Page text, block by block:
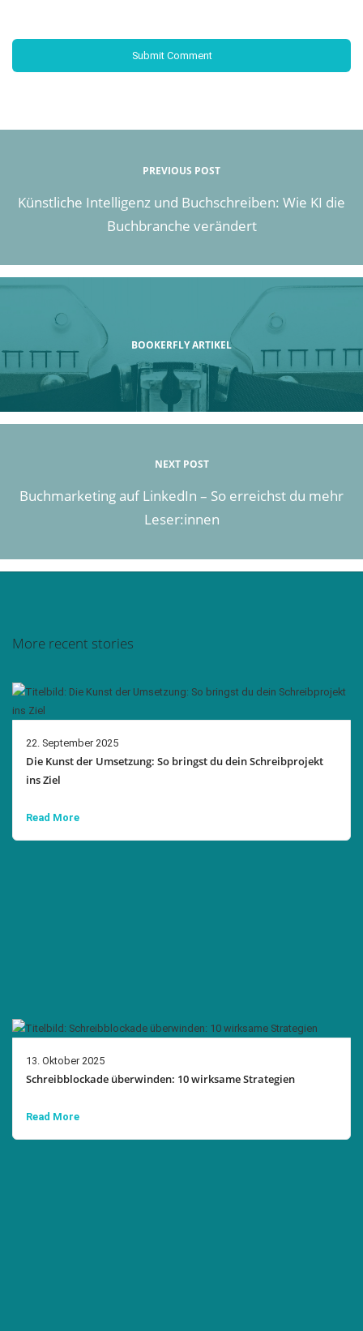
PREVIOUS POST
Künstliche Intelligenz und Buchschreiben: Wie KI die
Buchbranche verändert
BOOKERFLY ARTIKEL
NEXT POST
Buchmarketing auf LinkedIn – So erreichst du mehr
Leser:innen
More recent stories
22. September 2025
Die Kunst der Umsetzung: So bringst du dein Schreibprojekt
ins Ziel
Read More
13. Oktober 2025
Schreibblockade überwinden: 10 wirksame Strategien
Read More